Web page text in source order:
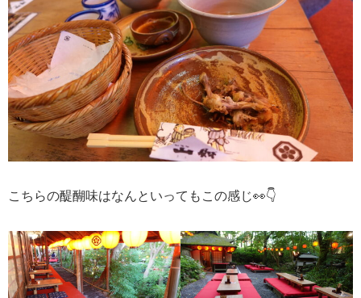
こちらの醍醐味はなんといってもこの感じ👀👇️